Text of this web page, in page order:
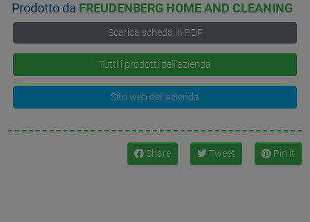
Prodotto da FREUDENBERG HOME AND CLEANING
Scarica scheda in PDF
Tutti i prodotti dell'azienda
Sito web dell'azienda
Share Tweet Pin it